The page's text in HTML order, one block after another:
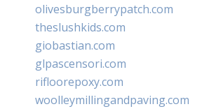
olivesburgberrypatch.com
theslushkids.com
giobastian.com
glpascensori.com
rifloorepoxy.com
woolleymillingandpaving.com